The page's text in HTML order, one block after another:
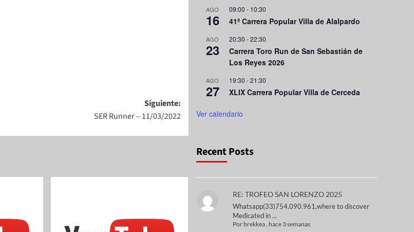
Siguiente:
SER Runner – 11/03/2022
AGO
16
09:00 - 10:30
41ª Carrera Popular Villa de Alalpardo
AGO
23
20:30 -22:30
Carrera Toro Run de San Sebastián de
Los Reyes 2026
AGO
27
19:30 -21:30
XLIX Carrera Popular Villa de Cerceda
Ver calendario
Recent Posts
RE: TROFEO SAN LORENZO 2025
Whatsapp(33)754.090.961,where to discover
Medicated in ...
Por brekkea, hace 3 semanas